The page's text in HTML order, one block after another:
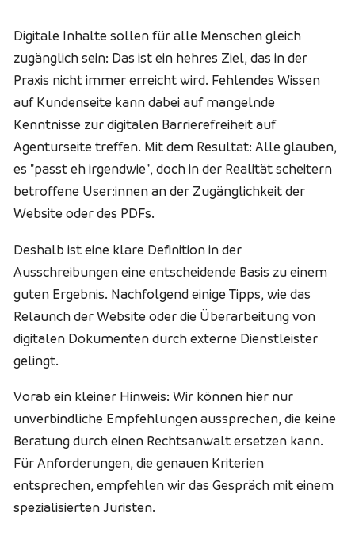
Digitale Inhalte sollen für alle Menschen gleich
zugänglich sein: Das ist ein hehres Ziel, das in der
Praxis nicht immer erreicht wird. Fehlendes Wissen
auf Kundenseite kann dabei auf mangelnde
Kenntnisse zur digitalen Barrierefreiheit auf
Agenturseite treffen. Mit dem Resultat: Alle glauben,
es "passt eh irgendwie", doch in der Realität scheitern
betroffene User:innen an der Zugänglichkeit der
Website oder des PDFs.
Deshalb ist eine klare Definition in der
Ausschreibungen eine entscheidende Basis zu einem
guten Ergebnis. Nachfolgend einige Tipps, wie das
Relaunch der Website oder die Überarbeitung von
digitalen Dokumenten durch externe Dienstleister
gelingt.
Vorab ein kleiner Hinweis: Wir können hier nur
unverbindliche Empfehlungen aussprechen, die keine
Beratung durch einen Rechtsanwalt ersetzen kann.
Für Anforderungen, die genauen Kriterien
entsprechen, empfehlen wir das Gespräch mit einem
spezialisierten Juristen.